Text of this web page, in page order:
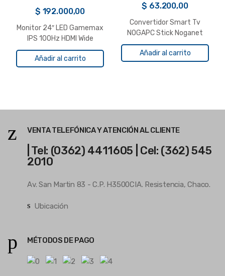
$ 192.000,00
Monitor 24″ LED Gamemax
IPS 100Hz HDMI Wide
Añadir al carrito
$ 63.200,00
Convertidor Smart Tv
NOGAPC Stick Noganet
Añadir al carrito
VENTA TELEFÓNICA Y ATENCIÓN AL CLIENTE
| Tel: (0362) 4411605 | Cel: (362) 545
2010
Av. San Martin 83 - C.P. H3500CIA. Resistencia, Chaco.
Ubicación
MÉTODOS DE PAGO